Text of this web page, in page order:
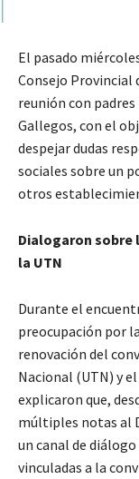
El pasado
Consejo Provincial
reunión con
Gallegos, con el
despejar dudas
sociales sobre un
otros
Dialogaron sobre
la UTN
Durante el
preocupación por
renovación del
Nacional (UTN) y
explicaron que,
múltiples notas al
un canal de
vinculadas a la